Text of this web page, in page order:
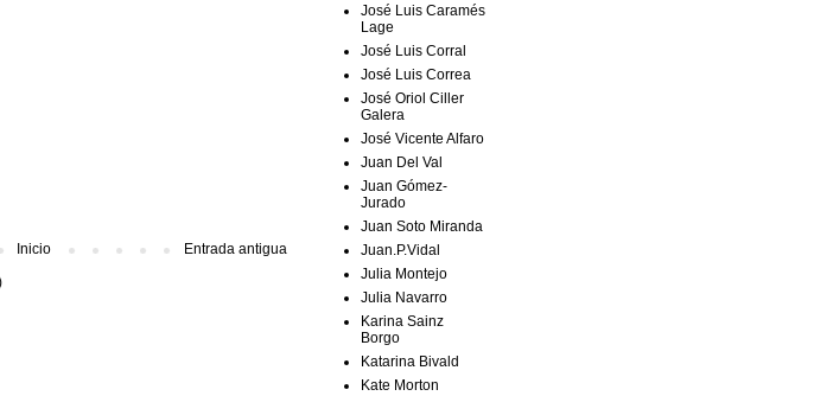
Entrada antigua
Inicio
José Luis Caramés
Lage
José Luis Corral
José Luis Correa
José Oriol Ciller
Galera
José Vicente Alfaro
Juan Del Val
Juan Gómez-
Jurado
Juan Soto Miranda
Juan.P.Vidal
Julia Montejo
Julia Navarro
Karina Sainz
Borgo
Katarina Bivald
Kate Morton